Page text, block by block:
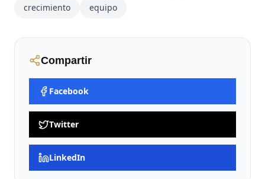
Compartir
Facebook
Twitter
LinkedIn
crecimiento
equipo